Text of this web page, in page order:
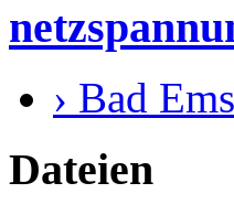
› Bad
Dateien